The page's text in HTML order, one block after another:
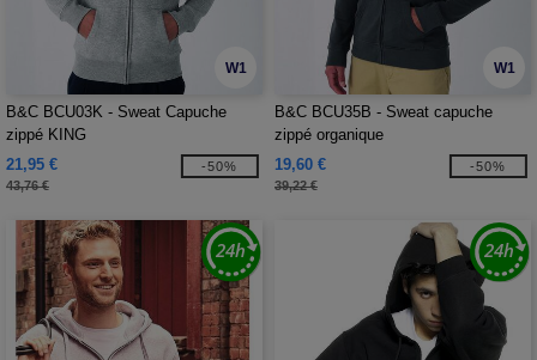
W1
B&C BCU03K - Sweat Capuche
zippé KING
21,95 €
43,76 €
-50%
W1
B&C BCU35B - Sweat capuche
zippé organique
19,60 €
39,22 €
-50%